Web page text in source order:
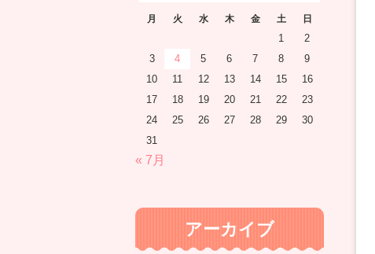
月 火 水 木 金 土 日
1
2
3
4 5 6 7 8
9
10
11 12 13 14 15
16
17
18 19 20 21 22
23
24
25 26 27 28 29
30
31
« 7月
アーカイブ